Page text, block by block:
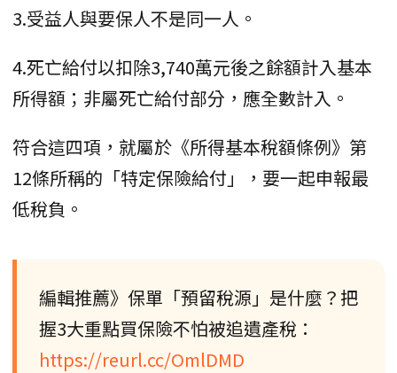
3.受益人與要保人不是同一人。
4.死亡給付以扣除3,740萬元後之餘額計入基本
所得額；非屬死亡給付部分，應全數計入。
符合這四項，就屬於《所得基本稅額條例》第
12條所稱的「特定保險給付」，要一起申報最
低稅負。
編輯推薦》保單「預留稅源」是什麼？把
握3大重點買保險不怕被追遺產稅：
https://reurl.cc/OmlDMD